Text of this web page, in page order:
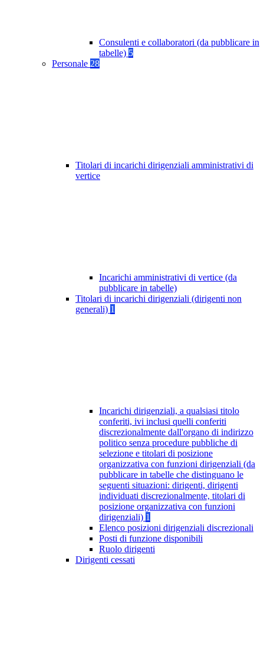
Consulenti e collaboratori (da pubblicare in
tabelle) 5
Personale 28
Titolari di incarichi dirigenziali amministrativi di
vertice
Incarichi amministrativi di vertice (da
pubblicare in tabelle)
Titolari di incarichi dirigenziali (dirigenti non
generali) 1
Incarichi dirigenziali, a qualsiasi titolo
conferiti, ivi inclusi quelli conferiti
discrezionalmente dall'organo di indirizzo
politico senza procedure pubbliche di
selezione e titolari di posizione
organizzativa con funzioni dirigenziali (da
pubblicare in tabelle che distinguano le
seguenti situazioni: dirigenti, dirigenti
individuati discrezionalmente, titolari di
posizione organizzativa con funzioni
dirigenziali) 1
Elenco posizioni dirigenziali discrezionali
Posti di funzione disponibili
Ruolo dirigenti
Dirigenti cessati